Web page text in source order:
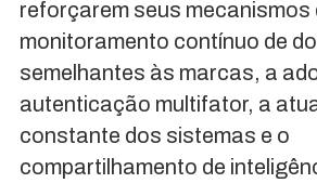
reforçarem seus mecanismos
monitoramento contínuo de
semelhantes às marcas, a
autenticação multifator, a
constante dos sistemas e o
compartilhamento de